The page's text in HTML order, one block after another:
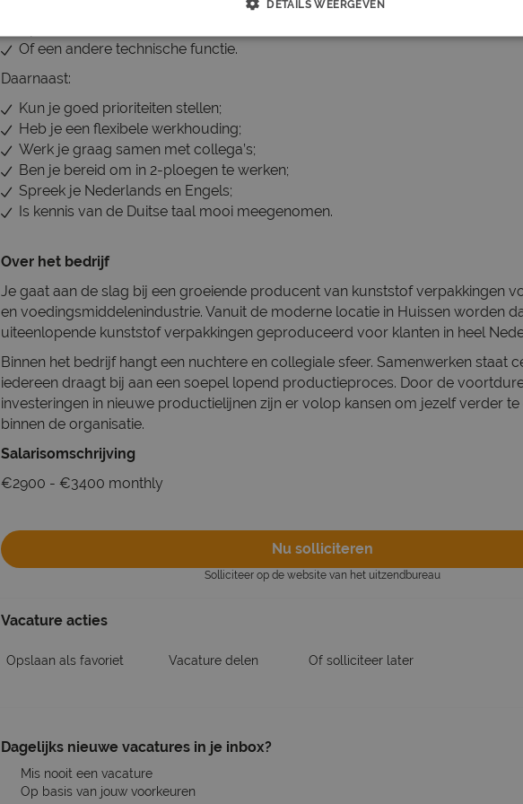
Of een andere technische functie.
Daarnaast:
Kun je goed prioriteiten stellen;
Heb je een flexibele werkhouding;
Werk je graag samen met collega’s;
Ben je bereid om in 2-ploegen te werken;
Spreek je Nederlands en Engels;
Is kennis van de Duitse taal mooi meegenomen.
Over het bedrijf
Je gaat aan de slag bij een groeiende producent van kunststof verpakkingen
en voedingsmiddelenindustrie. Vanuit de moderne locatie in Huissen worden
uiteenlopende kunststof verpakkingen geproduceerd voor klanten in heel
Binnen het bedrijf hangt een nuchtere en collegiale sfeer. Samenwerken staat
iedereen draagt bij aan een soepel lopend productieproces. Door de
investeringen in nieuwe productielijnen zijn er volop kansen om jezelf verder
binnen de organisatie.
Salarisomschrijving
€2900 - €3400 monthly
Nu solliciteren
Solliciteer op de website van het uitzendbureau
Vacature acties
Opslaan als favoriet Vacature delen Of solliciteer later
Dagelijks nieuwe vacatures in je inbox?
Mis nooit een vacature
Op basis van jouw voorkeuren
DETAILS WEERGEVEN